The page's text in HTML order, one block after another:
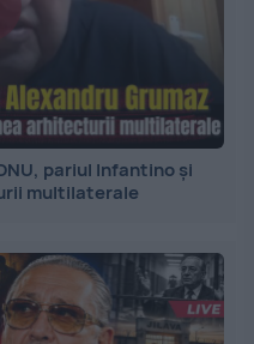
pariul Infantino și
multilaterale